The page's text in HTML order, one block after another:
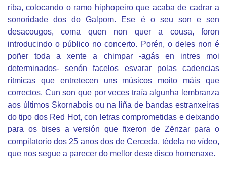
riba, colocando o ramo hiphopeiro que acaba de cadrar a
sonoridade dos do Galpom. Ese é o seu son e sen
desacougos, coma quen non quer a cousa, foron
introducindo o público no concerto. Porén, o deles non é
poñer toda a xente a chimpar -agás en intres moi
determinados- senón facelos esvarar polas cadencias
rítmicas que entretecen uns músicos moito máis que
correctos. Cun son que por veces traía algunha lembranza
aos últimos Skornabois ou na liña de bandas estranxeiras
do tipo dos Red Hot, con letras comprometidas e deixando
para os bises a versión que fixeron de Zënzar para o
compilatorio dos 25 anos dos de Cerceda, tédela no vídeo,
que nos segue a parecer do mellor dese disco homenaxe.